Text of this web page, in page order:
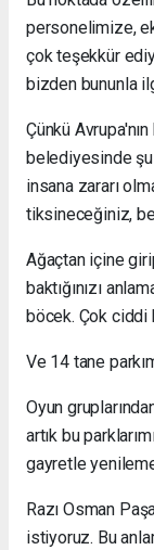
personelimize,
çok teşekkür
bizden bununla
Çünkü
belediyesinde
insana zararı
tiksineceğiniz,
Ağaçtan içine
baktığınızı
böcek. Çok ciddi
Ve 14 tane
Oyun
artık bu
gayretle
Razı Osman
istiyoruz. Bu